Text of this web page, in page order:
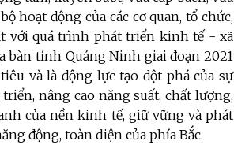
hoạt động của các cơ quan, tổ chức,
với quá trình phát triển kinh tế - xã
bàn tỉnh Quảng Ninh giai đoạn 2021
và là động lực tạo đột phá của sự
nâng cao năng suất, chất lượng,
của nền kinh tế, giữ vững và phát
động, toàn diện của phía Bắc.